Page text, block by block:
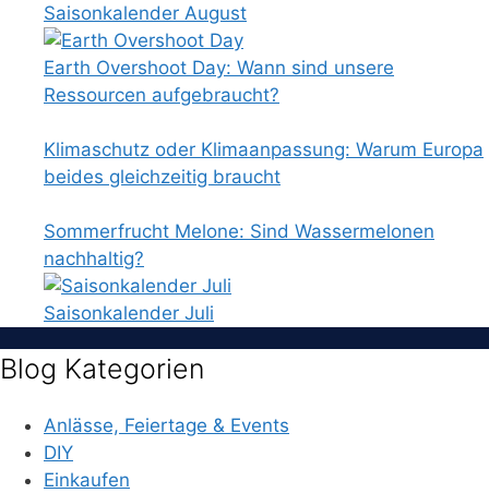
Saisonkalender August
Earth Overshoot Day: Wann sind unsere
Ressourcen aufgebraucht?
Klimaschutz oder Klimaanpassung: Warum Europa
beides gleichzeitig braucht
Sommerfrucht Melone: Sind Wassermelonen
nachhaltig?
Saisonkalender Juli
Blog Kategorien
Anlässe, Feiertage & Events
DIY
Einkaufen